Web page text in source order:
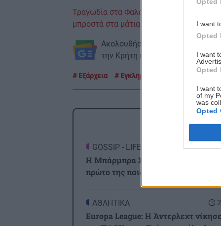
I want
Opted
I want
Opted
I want
of my
was
Opted
Τραγωδία στα Φαλάσαρνα: Νεκρός ο
μπροστά στα μάτια της μητέρας του
Ακολουθήστε το ekriti.gr στο
την Κρήτη και όχι μόνο.
Εξάρχεια Εγκλημα Πυροβολισμοί
GOSSIP - LIFESTYLE
Η Μπάρμπρα Στρέιζαντ υπογράφει
πρώτο της παιδικό βιβλίο
ΑΘΛΗΤΙΚΑ
Europa League: Η Άντερλεχτ